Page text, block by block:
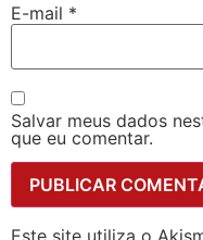
E-mail *
Salvar meus dados
que eu comentar.